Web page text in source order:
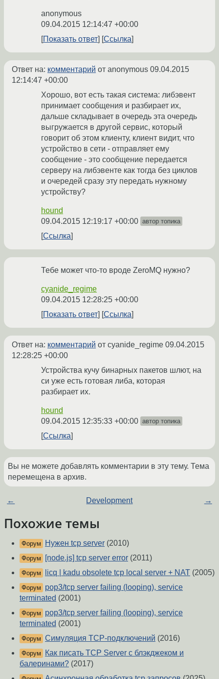
anonymous
09.04.2015 12:14:47 +00:00
Показать ответ
Ссылка
Ответ на: комментарий от anonymous 09.04.2015
12:14:47 +00:00
Хорошо, вот есть такая система: либэвент
принимает сообщения и разбирает их,
дальше складывает в очередь эта очередь
выгружается в другой сервис, который
говорит об этом клиенту, клиент видит, что
устройство в сети - отправляет ему
сообщение - это сообщение передается
серверу на либэвенте как тогда без циклов
и очередей сразу эту передать нужному
устройству?
hound
09.04.2015 12:19:17 +00:00 автор топика
Ссылка
Тебе может что-то вроде ZeroMQ нужно?
cyanide_regime
09.04.2015 12:28:25 +00:00
Показать ответ
Ссылка
Ответ на: комментарий от cyanide_regime 09.04.2015
12:28:25 +00:00
Устройства кучу бинарных пакетов шлют, на
си уже есть готовая либа, которая
разбирает их.
hound
09.04.2015 12:35:33 +00:00 автор топика
Ссылка
Вы не можете добавлять комментарии в эту тему. Тема
перемещена в архив.
← Development →
Похожие темы
Форум Нужен tcp server (2010)
Форум [node.js] tcp server error (2011)
Форум licq | kadu obsolete tcp local server + NAT (2005)
Форум
pop3/tcp server failing (looping), service
terminated (2001)
Форум
pop3/tcp server failing (looping), service
terminated (2001)
Форум Симуляция TCP-подключений (2016)
Форум
Как писать TCP Server с блэкджеком и
балеринами? (2017)